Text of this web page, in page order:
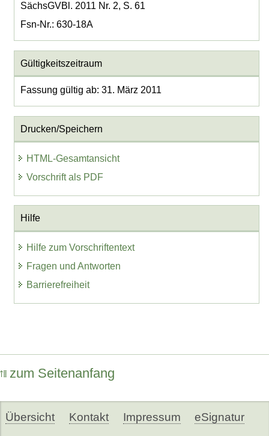
SächsGVBl. 2011 Nr. 2, S. 61
Fsn-Nr.: 630-18A
Gültigkeitszeitraum
Fassung gültig ab: 31. März 2011
Drucken/Speichern
HTML-Gesamtansicht
Vorschrift als PDF
Hilfe
Hilfe zum Vorschriftentext
Fragen und Antworten
Barrierefreiheit
zum Seitenanfang
Übersicht Kontakt Impressum eSignatur